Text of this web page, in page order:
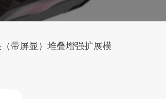
带屏显）堆叠增强扩展模